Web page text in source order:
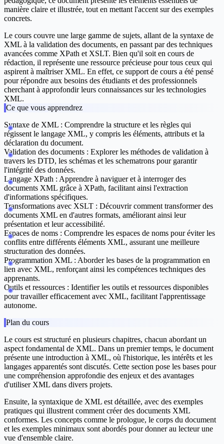
manière claire et illustrée, tout en mettant l'accent sur des exemples
concrets.
Le cours couvre une large gamme de sujets, allant de la syntaxe de
XML à la validation des documents, en passant par des techniques
avancées comme XPath et XSLT. Bien qu'il soit en cours de
rédaction, il représente une ressource précieuse pour tous ceux qui
aspirent à maîtriser XML. En effet, ce support de cours a été pensé
pour répondre aux besoins des étudiants et des professionnels
cherchant à approfondir leurs connaissances sur les technologies
XML.
Ce que vous apprendrez
Syntaxe de XML : Comprendre la structure et les règles qui
régissent le langage XML, y compris les éléments, attributs et la
déclaration du document.
Validation des documents : Explorer les méthodes de validation à
travers les DTD, les schémas et les schematrons pour garantir
l'intégrité des données.
Langage XPath : Apprendre à naviguer et à interroger des
documents XML grâce à XPath, facilitant ainsi l'extraction
d'informations spécifiques.
Transformations avec XSLT : Découvrir comment transformer des
documents XML en d'autres formats, améliorant ainsi leur
présentation et leur accessibilité.
Espaces de noms : Comprendre les espaces de noms pour éviter les
conflits entre différents éléments XML, assurant une meilleure
structuration des données.
Programmation XML : Aborder les bases de la programmation en
lien avec XML, renforçant ainsi les compétences techniques des
apprenants.
Outils et ressources : Identifier les outils et ressources disponibles
pour travailler efficacement avec XML, facilitant l'apprentissage
autonome.
Plan du cours
Le cours est structuré en plusieurs chapitres, chacun abordant un
aspect fondamental de XML. Dans un premier temps, le document
présente une introduction à XML, où l'historique, les intérêts et les
langages apparentés sont discutés. Cette section pose les bases pour
une compréhension approfondie des enjeux et des avantages
d'utiliser XML dans divers projets.
Ensuite, la syntaxique de XML est détaillée, avec des exemples
pratiques qui illustrent comment créer des documents XML
conformes. Les concepts comme le prologue, le corps du document
et les exemples minimaux sont abordés pour donner au lecteur une
vue d'ensemble claire.